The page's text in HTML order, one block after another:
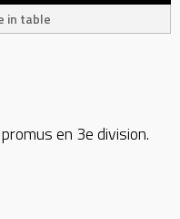
in table
en 3e division.